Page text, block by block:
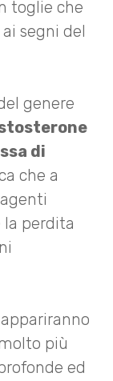
toglie che
segni del
genere
di
che a
perdita
più
ed